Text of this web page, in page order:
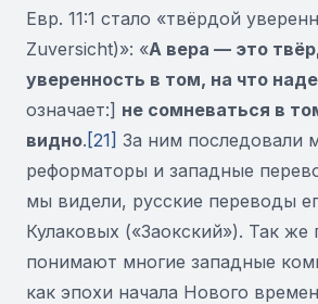
Евр. 11:1 стало «твёрдой
Zuversicht)»: «А вера — это
уверенность в том, на что
означает:] не сомневаться в
видно. [21] За ним последовали
реформаторы и западные
мы видели, русские переводы
Кулаковых («Заокский»). Так же
понимают многие западные
как эпохи начала Нового